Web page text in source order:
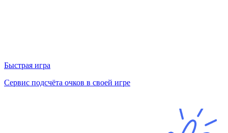
Быстрая игра
Сервис подсчёта очков в своей игре